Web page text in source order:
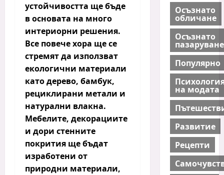
устойчивостта ще бъде
в основата на много
интериорни решения.
Все повече хора ще се
стремят да използват
екологични материали
катодерево, бамбук,
рециклирани метали и
натурални влакна.
Мебелите, декорациите
и дори стенните
покрития ще бъдат
изработени от
природни материали,
Осъзнато
обличане
Осъзнато
пазаруване
Популярно
на модата
Развитие
Рецепти